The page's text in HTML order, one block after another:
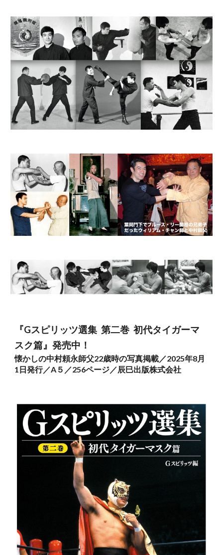
『Gスピリッツ選集 第二巻 初代タイガーマ
スク篇』発売中！
懐かしの中村頼永師父22歳時の写真掲載／2025年8月
1日発行／A５／256ページ／辰巳出版株式会社